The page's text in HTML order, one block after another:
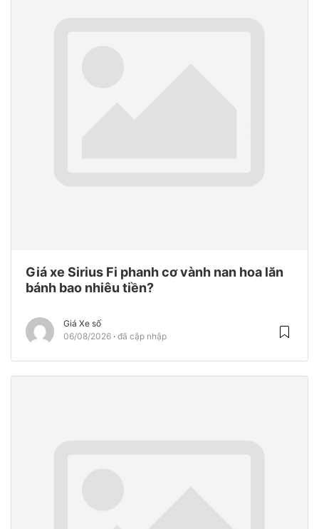
Giá xe Sirius Fi phanh cơ vành nan hoa lăn
bánh bao nhiêu tiền?
Giá Xe số
06/08/2026 đã cập nhập